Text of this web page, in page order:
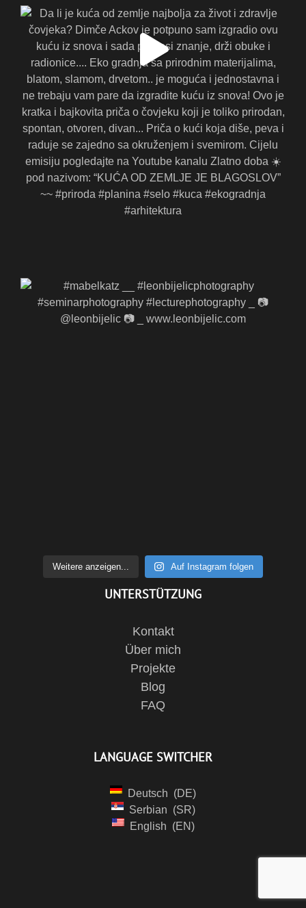
Weitere anzeigen... Auf Instagram folgen
UNTERSTÜTZUNG
Kontakt
Über mich
Projekte
Blog
FAQ
LANGUAGE SWITCHER
Deutsch
DE
Serbian
SR
English
EN